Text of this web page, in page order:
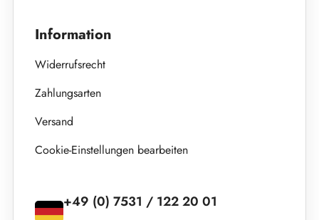
Information
Widerrufsrecht
Zahlungsarten
Versand
Cookie-Einstellungen bearbeiten
+49 (0) 7531 / 122 20 01